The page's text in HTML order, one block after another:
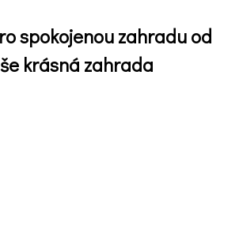
spokojenou zahradu od
krásná zahrada